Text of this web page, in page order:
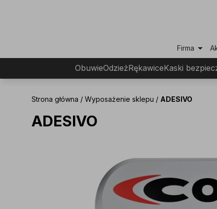
Firma arrow_drop_down
ObuwieOdzieżRękawiceKaski
Strona główna / Wyposażenie sklepu / ADESIVO
ADESIVO